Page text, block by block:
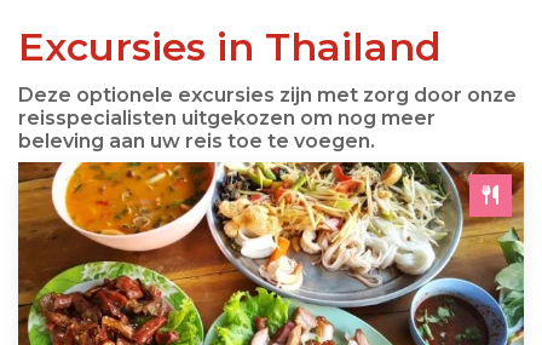
Excursies in Thailand
Deze optionele excursies zijn met zorg door onze
reisspecialisten uitgekozen om nog meer
beleving aan uw reis toe te voegen.